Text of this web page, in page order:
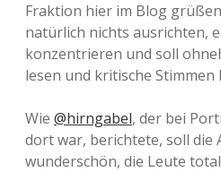
Fraktion hier im Blog
natürlich nichts ausrichten,
konzentrieren und soll
lesen und kritische Stimmen
Wie @hirngabel, der bei
dort war, berichtete, soll die
wunderschön, die Leute